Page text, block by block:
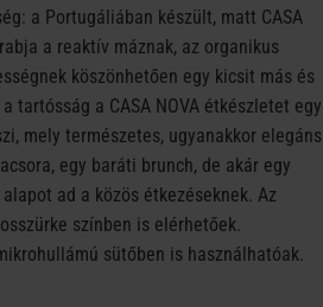
a Portugáliában készült, matt CASA
a reaktív máznak, az organikus
köszönhetően egy kicsit más és
tartósság a CASA NOVA étkészletet egy
mely természetes, ugyanakkor elegáns
egy baráti brunch, de akár egy
ad a közös étkezéseknek. Az
színben is elérhetőek.
sütőben is használhatóak.